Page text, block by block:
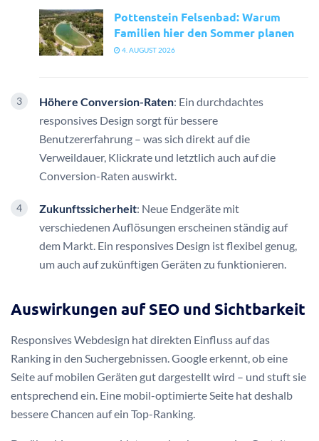
Pottenstein Felsenbad: Warum
Familien hier den Sommer planen
4. AUGUST 2026
Höhere Conversion-Raten: Ein durchdachtes
responsives Design sorgt für bessere
Benutzererfahrung – was sich direkt auf die
Verweildauer, Klickrate und letztlich auch auf die
Conversion-Raten auswirkt.
Zukunftssicherheit: Neue Endgeräte mit
verschiedenen Auflösungen erscheinen ständig auf
dem Markt. Ein responsives Design ist flexibel genug,
um auch auf zukünftigen Geräten zu funktionieren.
Auswirkungen auf SEO und Sichtbarkeit
Responsives Webdesign hat direkten Einfluss auf das
Ranking in den Suchergebnissen. Google erkennt, ob eine
Seite auf mobilen Geräten gut dargestellt wird – und stuft sie
entsprechend ein. Eine mobil-optimierte Seite hat deshalb
bessere Chancen auf ein Top-Ranking.